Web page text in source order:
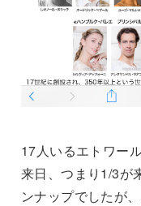
17人いるエトワー
来日、つまり1/3が
ンナップでしたが